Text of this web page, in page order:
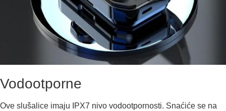
Vodootporne
Ove slušalice imaju IPX7 nivo vodootpornosti. Snaćiće se na